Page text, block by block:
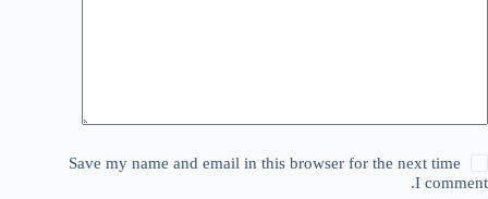
Save my name and email in this browser for the next time
I comment.